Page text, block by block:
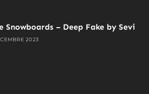
Snowboards – Deep Fake by Sevi
2023